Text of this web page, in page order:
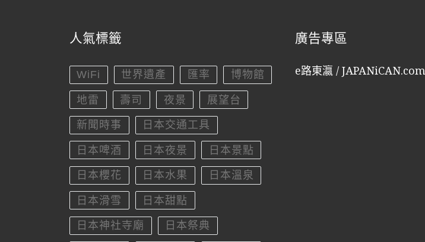
人氣標籤
WiFi 世界遺產 匯率 博物館
地雷 壽司 夜景 展望台
新聞時事 日本交通工具
日本啤酒 日本夜景 日本景點
日本櫻花 日本水果 日本溫泉
日本滑雪 日本甜點
日本神社寺廟 日本祭典
廣告專區
e路東瀛 / JAPANiCAN.com